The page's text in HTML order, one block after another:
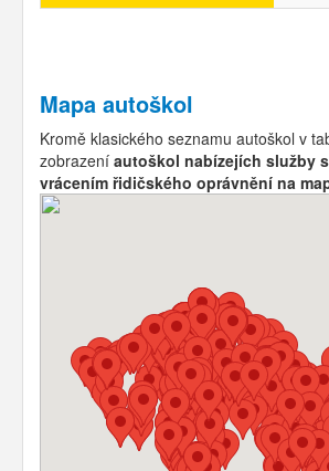
Mapa autoškol
Kromě klasického seznamu autoškol v
zobrazení autoškol nabízejích služby
vrácením řidičského oprávnění na